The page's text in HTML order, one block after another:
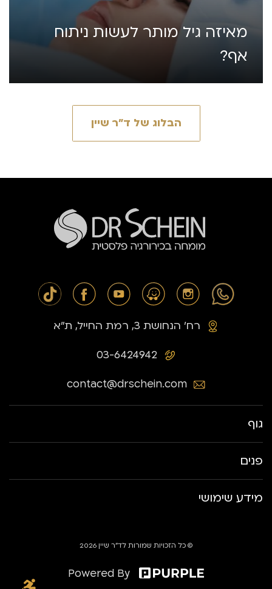
מאיזה גיל מותר לעשות ניתוח
אף?
הבלוג של ד״ר שיין
03-6424942
רח׳ הנחושת 3, רמת החייל, ת״א
contact@drschein.com
גוף
פנים
מידע שימושי
© כל הזכויות שמורות לד״ר שיין 2026
Powered By